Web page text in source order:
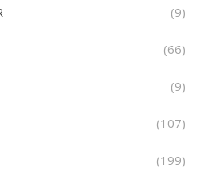
(9)
(66)
(9)
(107)
(199)